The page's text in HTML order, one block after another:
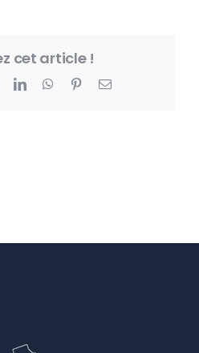
cet article !
LinkedInWhatsApp
PinterestEmail